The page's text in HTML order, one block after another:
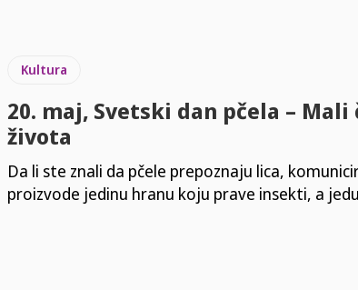
Kultura
20. maj, Svetski dan pčela – Mali
života
Da li ste znali da pčele prepoznaju lica,
proizvode jedinu hranu koju prave insekti, a